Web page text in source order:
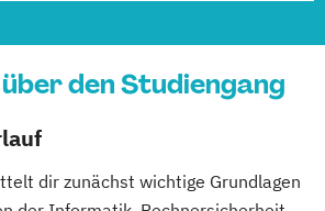
den Studiengang
dir zunächst wichtige Grundlagen